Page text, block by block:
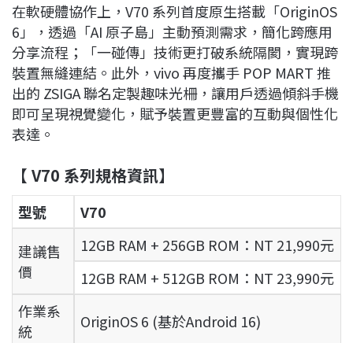
在軟硬體協作上，V70 系列首度原生搭載「OriginOS
6」，透過「AI 原子島」主動預測需求，簡化跨應用
分享流程；「一碰傳」技術更打破系統隔閡，實現跨
裝置無縫連結。此外，vivo 再度攜手 POP MART 推
出的 ZSIGA 聯名定製趣味光柵，讓用戶透過傾斜手機
即可呈現視覺變化，賦予裝置更豐富的互動與個性化
表達。
【 V70 系列規格資訊】
型號
V70
建議售
價
12GB RAM + 256GB ROM：NT 21,990元
12GB RAM + 512GB ROM：NT 23,990元
作業系
統
OriginOS 6 (基於Android 16)